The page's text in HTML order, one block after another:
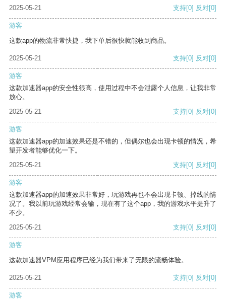
2025-05-21
支持[0] 反对[0]
游客
这款app的物流非常快捷，我下单后很快就能收到商品。
2025-05-21 支持[0] 反对[0]
游客
这款加速器app的安全性很高，使用过程中不会泄露个人信息，让我非常
放心。
2025-05-21
支持[0] 反对[0]
游客
这款加速器app的加速效果还是不错的，但偶尔也会出现卡顿的情况，希
望开发者能够优化一下。
2025-05-21
支持[0] 反对[0]
游客
这款加速器app的加速效果非常好，玩游戏再也不会出现卡顿、掉线的情
况了。我以前玩游戏经常会输，现在有了这个app，我的游戏水平提升了
不少。
2025-05-21
支持[0] 反对[0]
游客
这款加速器VPM应用程序已经为我们带来了无限的流畅体验。
2025-05-21 支持[0] 反对[0]
游客